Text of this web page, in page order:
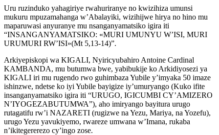
Uru ruzinduko yahagiriye rwahuriranye no kwizihiza umunsi
mukuru mpuzamahanga w’Abalayiki, wizihijwe hirya no hino mu
maparuwasi anyuranye mu nsanganyamatsiko igira iti
“INSANGANYAMATSIKO: «MURI UMUNYU W’ISI, MURI
URUMURI RW’ISI»(Mt 5,13-14)”.
Arkiyepiskopi wa KIGALI, Nyiricyubahiro Antoine Cardinal
KAMBANDA, mu butumwa bwe, yabibukije ko Arkidiyosezi ya
KIGALI iri mu rugendo rwo guhimbaza Yubile y’imyaka 50 imaze
ishinzwe, ndetse ko iyi Yubile bayigize iy’umuryango (Kuko ifite
insanganyamatsiko igira iti “URUGO, IGICUMBI CY’AMIZERO
N’IYOGEZABUTUMWA”), aho imiryango bayitura urugo
rutagatifu rw’i NAZARETI (rugizwe na Yezu, Mariya, na Yozefu),
urugo Yezu yavukiyemo, rwareze umwana w’Imana, rukaba
n’ikitegererezo cy’ingo zose.